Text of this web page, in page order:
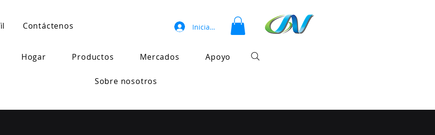
Contáctenos Iniciar sesión
Hogar Productos Mercados Apoyo
Sobre nosotros